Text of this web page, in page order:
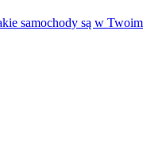
samochody są w Twoim